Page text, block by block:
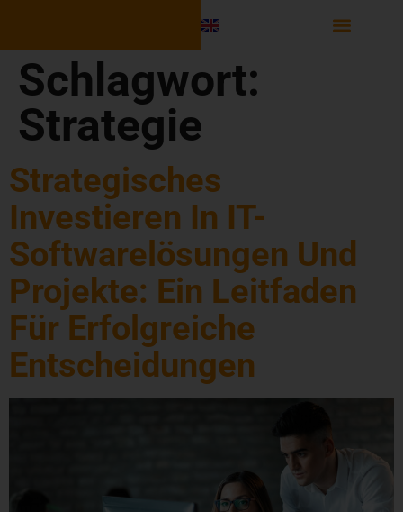
Schlagwort:
Strategie
Strategisches
Investieren In IT-
Softwarelösungen Und
Projekte: Ein Leitfaden
Für Erfolgreiche
Entscheidungen